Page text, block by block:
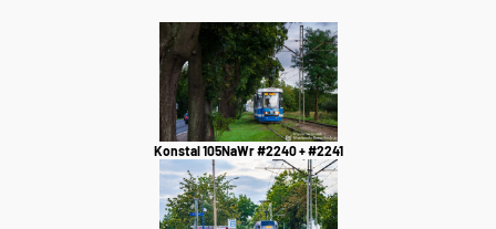
Konstal 105NaWr #2240 + #2241